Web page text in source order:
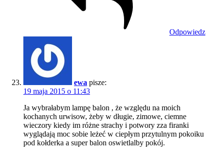
Odpowiedz
ewa pisze:
19 maja 2015 o 11:43
Ja wybrałabym lampę balon , że względu na moich
kochanych urwisow, żeby w długie, zimowe, ciemne
wieczory kiedy im różne strachy i potwory zza firanki
wyglądają moc sobie leżeć w ciepłym przytulnym pokoiku
pod kołderka a super balon oswietlalby pokój.